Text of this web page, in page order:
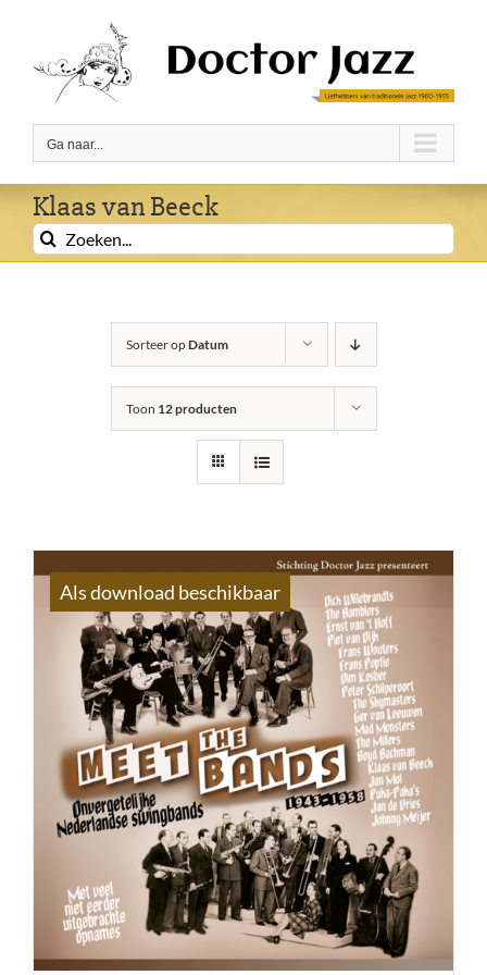
inhoud
Ga naar...
Klaas van Beeck
Zoeken
naar:
Sorteer opDatum
Toon 12 producten
Als download beschikbaar